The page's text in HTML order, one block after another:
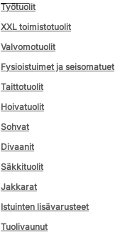
Työtuolit
XXL toimistotuolit
Valvomotuolit
Fysioistuimet ja seisomatuet
Taittotuolit
Hoivatuolit
Sohvat
Divaanit
Säkkituolit
Jakkarat
Istuinten lisävarusteet
Tuolivaunut